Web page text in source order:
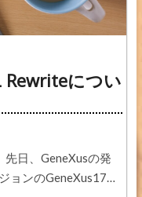
Rewriteについ
日、GeneXusの発
ョンのGeneXus17…